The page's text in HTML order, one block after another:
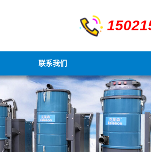
联系我们